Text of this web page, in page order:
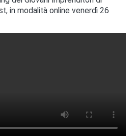
in modalità online venerdì 26